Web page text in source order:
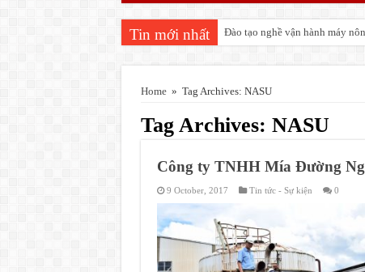
Tin mới nhất Đào tạo nghề vận hành máy
Home » Tag Archives: NASU
Tag Archives: NASU
Công ty TNHH Mía Đường
9 October, 2017 Tin tức - Sự kiện 0